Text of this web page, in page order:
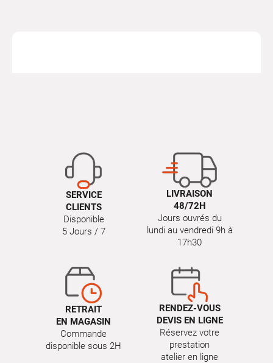
SERVICE
CLIENTS
Disponible
5 Jours / 7
LIVRAISON
48/72H
Jours ouvrés du
lundi au vendredi 9h à
17h30
RETRAIT
EN MAGASIN
Commande
disponible sous 2H
RENDEZ-VOUS
DEVIS EN LIGNE
Réservez votre
prestation
atelier en ligne